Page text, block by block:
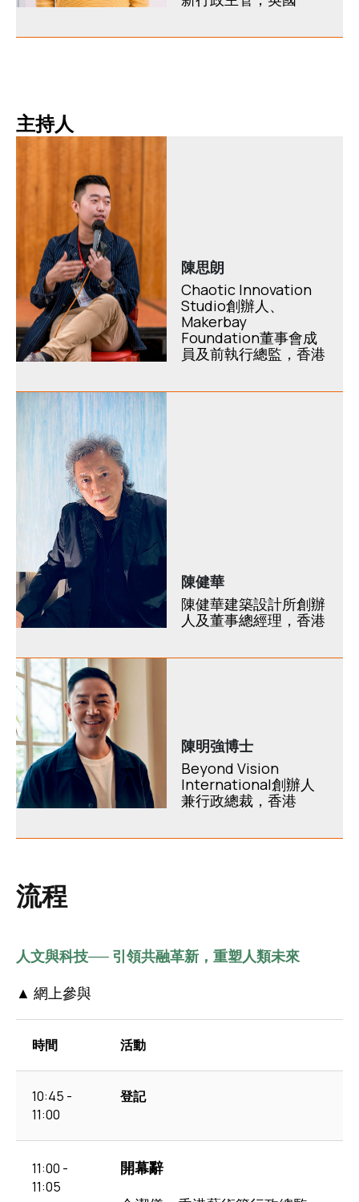
主持人
陳思朗
Chaotic Innovation
Studio創辦人、
Makerbay
Foundation董事會成
員及前執行總監，香港
陳健華
陳健華建築設計所創辦
人及董事總經理，香港
陳明強博士
Beyond Vision
International創辦人
兼行政總裁，香港
流程
人文與科技── 引領共融革新，重塑人類未來
▲ 網上參與
時間 活動
10:45 -
11:00
登記
11:00 -
11:05
開幕辭